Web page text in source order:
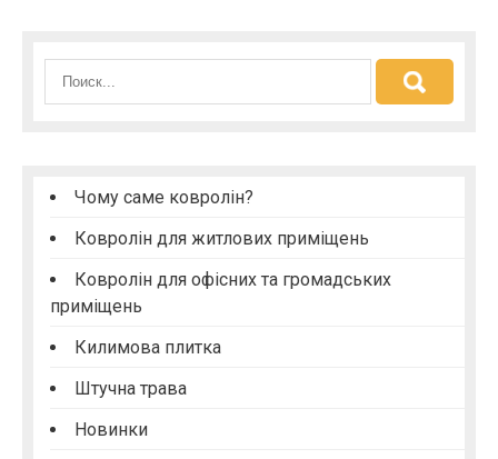
Чому саме ковролін?
Ковролін для житлових приміщень
Ковролін для офісних та громадських
приміщень
Килимова плитка
Штучна трава
Новинки